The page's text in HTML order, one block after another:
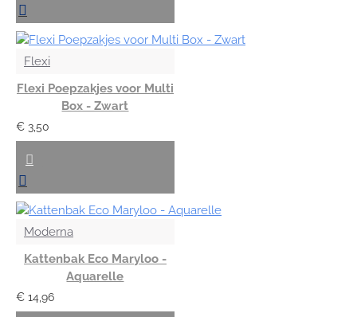
Flexi
Flexi Poepzakjes voor Multi
Box - Zwart
€ 3,50
Moderna
Kattenbak Eco Maryloo -
Aquarelle
€ 14,96